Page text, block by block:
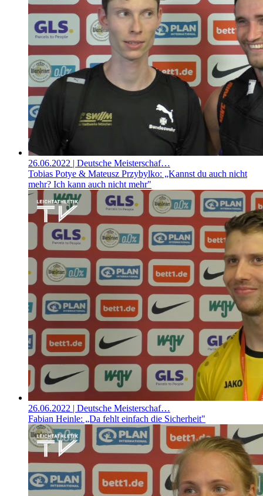
26.06.2022 | Deutsche Meisterschaf…
Tobias Potye & Mateusz Przybylko: „Kannst du auch nicht
mehr? Ich kann auch nicht mehr"
26.06.2022 | Deutsche Meisterschaf…
Fabian Heinle: „Da fehlt einfach die Sicherheit"